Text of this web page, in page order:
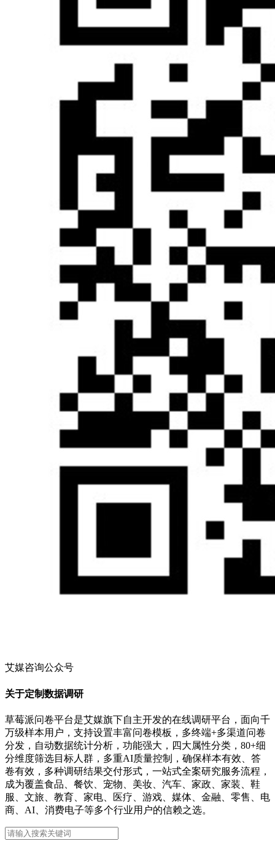
艾媒咨询公众号
关于定制数据调研
草莓派问卷平台是艾媒旗下自主开发的在线调研平台，面向千
万级样本用户，支持设置丰富问卷模板，多终端+多渠道问卷
分发，自动数据统计分析，功能强大，四大属性分类，80+细
分维度筛选目标人群，多重AI质量控制，确保样本有效、答
卷有效，多种调研结果交付形式，一站式全案研究服务流程，
成为覆盖食品、餐饮、宠物、美妆、汽车、家政、家装、鞋
服、文旅、教育、家电、医疗、游戏、媒体、金融、零售、电
商、AI、消费电子等多个行业用户的信赖之选。